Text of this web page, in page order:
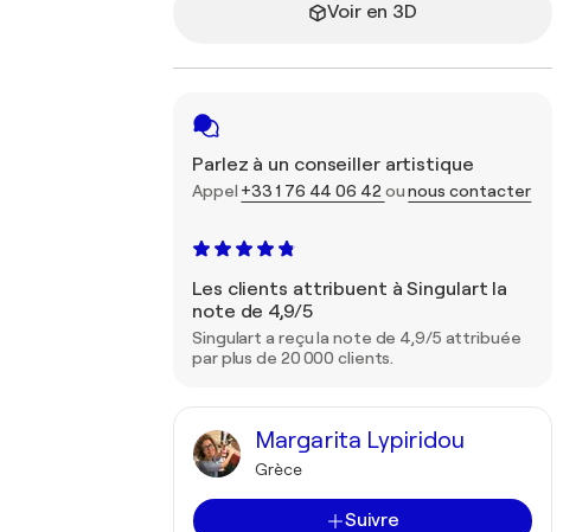
Voir en 3D
Parlez à un conseiller artistique
Appel +33 1 76 44 06 42 ounous contacter
Les clients attribuent à Singulart la
note de 4,9/5
Singulart a reçu la note de 4,9/5 attribuée
par plus de 20 000 clients.
Margarita Lypiridou
Grèce
Suivre